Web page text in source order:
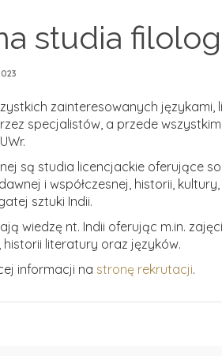
studia
zainteresowanych językami,
specjalistów, a przede
są studia licencjackie oferujące
i współczesnej, historii,
sztuki Indii.
wiedzę nt. Indii oferując m.in.
historii literatury oraz języków.
informacji na stronę rekrutacji.